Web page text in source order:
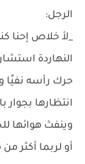
الرجل:
_لأ خلاص إحنا
النهاردة
حرك رأسه نفيًا
انتظارها
وينفث هوائها
أو لربما أكثر